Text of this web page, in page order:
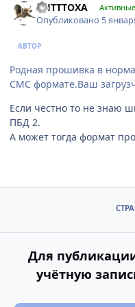
AHTTTOXA
Опубликовано 5
АВТОР
Родная прошивка в
СМС формате.Ваш
Если честно то не знаю
ПБД 2.
А может тогда формат
Для
учётную